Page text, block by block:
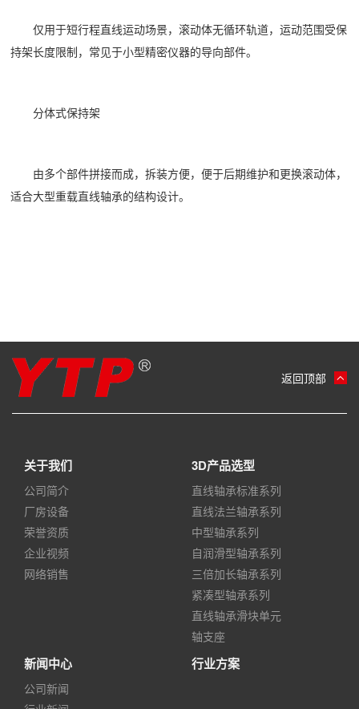
仅用于短行程直线运动场景，滚动体无循环轨道，运动范围受保
持架长度限制，常见于小型精密仪器的导向部件。
分体式保持架
由多个部件拼接而成，拆装方便，便于后期维护和更换滚动体，
适合大型重载直线轴承的结构设计。
返回顶部
关于我们
公司简介
厂房设备
荣誉资质
企业视频
网络销售
3D产品选型
直线轴承标准系列
直线法兰轴承系列
中型轴承系列
自润滑型轴承系列
三倍加长轴承系列
紧凑型轴承系列
直线轴承滑块单元
轴支座
新闻中心
公司新闻
行业方案